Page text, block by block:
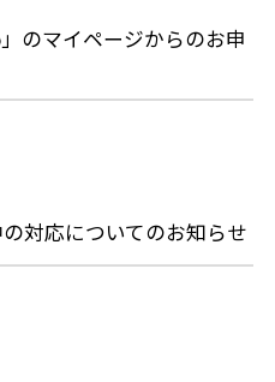
のマイページからのお申
対応についてのお知らせ